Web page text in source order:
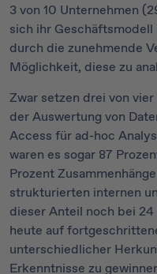
3 von 10 Unternehmen
sich ihr Geschäftsmodell
durch die zunehmende
Möglichkeit, diese zu
Zwar setzen drei von
der Auswertung von
Access für ad-hoc
waren es sogar 87
Prozent
strukturierten internen
dieser Anteil noch bei 24
heute auf
unterschiedlicher
Erkenntnisse zu